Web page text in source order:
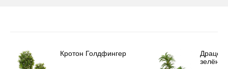
Кротон Голдфингер
зелёная